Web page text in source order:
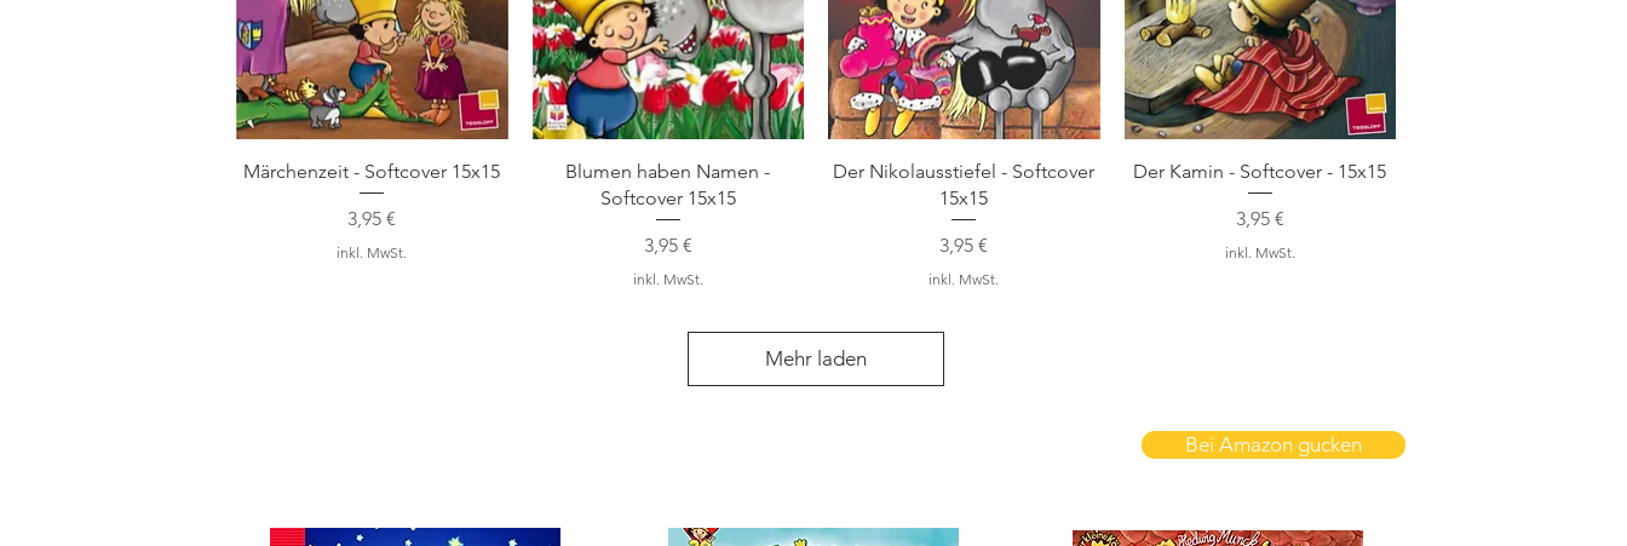
Schnellansicht
Märchenzeit - Softcover 15x15
Preis
3,95 €
inkl. MwSt.
Schnellansicht
Blumen haben Namen -
Softcover 15x15
Preis
3,95 €
inkl. MwSt.
Schnellansicht
Der Nikolausstiefel - Softcover
15x15
Preis
3,95 €
inkl. MwSt.
Schnellansicht
Der Kamin - Softcover - 15x15
Preis
3,95 €
inkl. MwSt.
Mehr laden
Bei Amazon gucken